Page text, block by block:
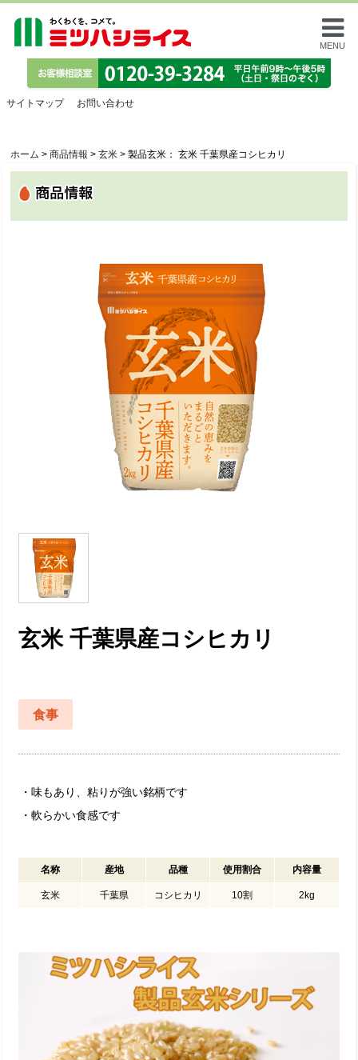
MENU
サイトマップ お問い合わせ
ホーム > 商品情報 > 玄米 > 製品玄米： 玄米 千葉県産コシヒカリ
玄米 千葉県産コシヒカリ
食事
・味もあり、粘りが強い銘柄です
・軟らかい食感です
名称 産地 品種 使用割合 内容量
玄米 千葉県 コシヒカリ 10割 2kg